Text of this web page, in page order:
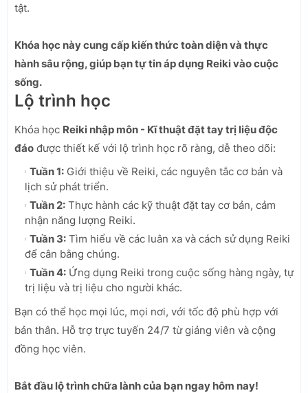
tật.
Khóa học này cung cấp kiến thức toàn diện và thực
hành sâu rộng, giúp bạn tự tin áp dụng Reiki vào cuộc
sống.
Lộ trình học
Khóa học Reiki nhập môn - Kĩ thuật đặt tay trị liệu độc
đáo được thiết kế với lộ trình học rõ ràng, dễ theo dõi:
Tuần 1: Giới thiệu về Reiki, các nguyên tắc cơ bản và
lịch sử phát triển.
Tuần 2: Thực hành các kỹ thuật đặt tay cơ bản, cảm
nhận năng lượng Reiki.
Tuần 3: Tìm hiểu về các luân xa và cách sử dụng Reiki
để cân bằng chúng.
Tuần 4: Ứng dụng Reiki trong cuộc sống hàng ngày, tự
trị liệu và trị liệu cho người khác.
Bạn có thể học mọi lúc, mọi nơi, với tốc độ phù hợp với
bản thân. Hỗ trợ trực tuyến 24/7 từ giảng viên và cộng
đồng học viên.
Bắt đầu lộ trình chữa lành của bạn ngay hôm nay!